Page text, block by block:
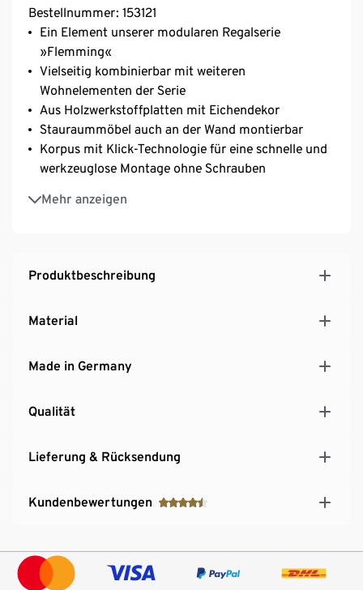
Bestellnummer: 153121
Ein Element unserer modularen Regalserie
»Flemming«
Vielseitig kombinierbar mit weiteren
Wohnelementen der Serie
Aus Holzwerkstoffplatten mit Eichendekor
Stauraummöbel auch an der Wand montierbar
Korpus mit Klick-Technologie für eine schnelle und
werkzeuglose Montage ohne Schrauben
Mehr anzeigen
Inkl. höhenverstellbarer Bodenschoner
Inkl. selbstklebender Silikonspots und Metallplatte
Produktbeschreibung
Material
Made in Germany
Qualität
Lieferung & Rücksendung
Kundenbewertungen